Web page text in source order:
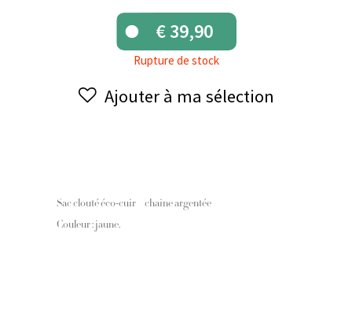
€39,90
Rupture de stock
Ajouter à ma sélection
Sac clouté éco-cuir – chaine argentée
Couleur : jaune.